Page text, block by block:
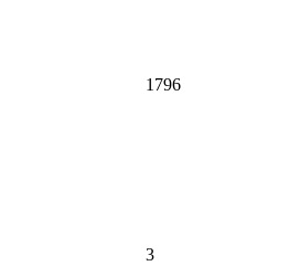
1796
3